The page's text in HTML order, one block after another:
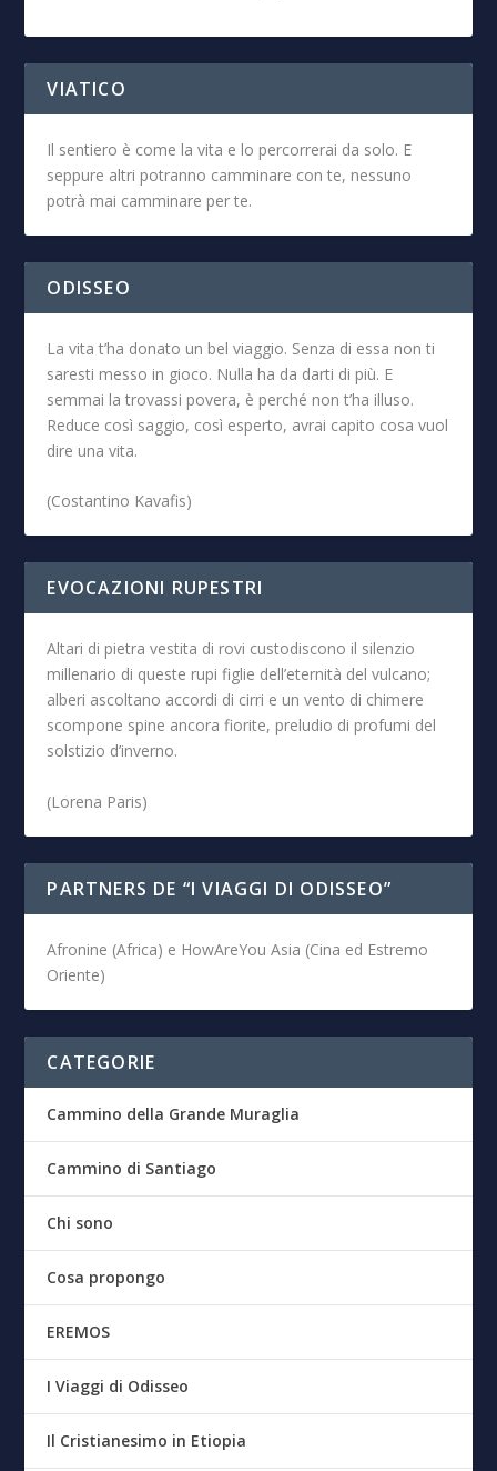
VIATICO
Il sentiero è come la vita e lo percorrerai da solo. E
seppure altri potranno camminare con te, nessuno
potrà mai camminare per te.
ODISSEO
La vita t’ha donato un bel viaggio. Senza di essa non ti
saresti messo in gioco. Nulla ha da darti di più. E
semmai la trovassi povera, è perché non t’ha illuso.
Reduce così saggio, così esperto, avrai capito cosa vuol
dire una vita.
(Costantino Kavafis)
EVOCAZIONI RUPESTRI
Altari di pietra vestita di rovi custodiscono il silenzio
millenario di queste rupi figlie dell’eternità del vulcano;
alberi ascoltano accordi di cirri e un vento di chimere
scompone spine ancora fiorite, preludio di profumi del
solstizio d’inverno.
(Lorena Paris)
PARTNERS DE “I VIAGGI DI ODISSEO”
Afronine (Africa) e HowAreYou Asia (Cina ed Estremo
Oriente)
CATEGORIE
Cammino della Grande Muraglia
Cammino di Santiago
Chi sono
Cosa propongo
EREMOS
I Viaggi di Odisseo
Il Cristianesimo in Etiopia